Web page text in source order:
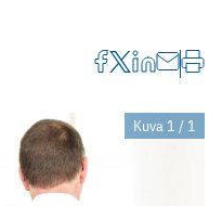
Kuva 1 / 1